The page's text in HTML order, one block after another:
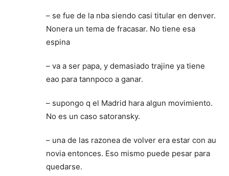
– se fue de la nba siendo casi titular en denver.
Nonera un tema de fracasar. No tiene esa
espina
– va a ser papa, y demasiado trajine ya tiene
eao para tannpoco a ganar.
– supongo q el Madrid hara algun movimiento.
No es un caso satoransky.
– una de las razonea de volver era estar con au
novia entonces. Eso mismo puede pesar para
quedarse.